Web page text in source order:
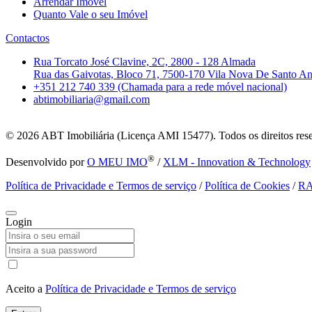
Quanto Vale o seu Imóvel
Contactos
Rua Torcato José Clavine, 2C, 2800 - 128 Almada
Rua das Gaivotas, Bloco 71, 7500-170 Vila Nova De Santo
+351 212 740 339 (Chamada para a rede móvel nacional)
abtimobiliaria@gmail.com
© 2026 ABT Imobiliária (Licença AMI 15477). Todos os direitos
Desenvolvido porO MEU IMO® / XLM - Innovation & Technology
Política de Privacidade e Termos de serviço /Política de Cookies /
Login
Aceito a Política de Privacidade e Termos de serviço